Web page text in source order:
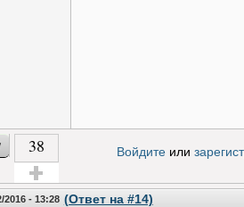
38
Голос за!
Войдитеили
2016 - 13:28 (Ответ на #14)